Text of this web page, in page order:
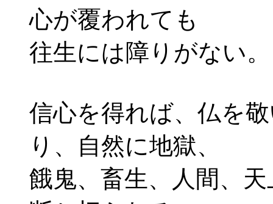
心が覆われても
往生には障りがない。
信心を得れば、仏を
り、自然に地獄、
餓鬼、畜生、人間、